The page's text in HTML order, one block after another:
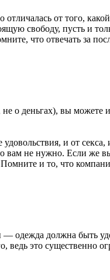
от того,
свободу, пусть и
что отвечать за
о деньгах), вы можете
и от секса,
вам не нужно. Если же
и то, что
одежда должна быть
ведь это существенно